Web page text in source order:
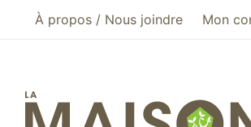
Aller au menu principal
Aller au contenu principal
À propos / Nous joindre Mon